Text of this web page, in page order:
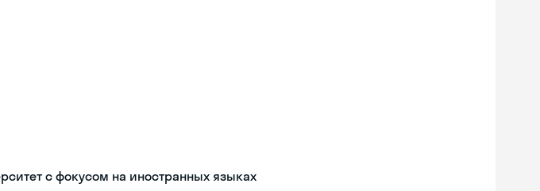
с фокусом на иностранных языках